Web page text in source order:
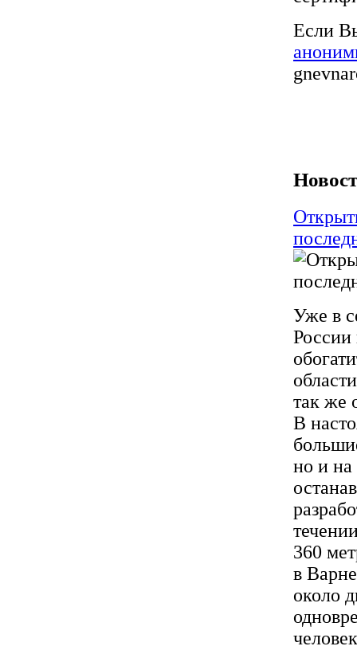
Если
Уже в
России
так же
В
но и
360
в
около